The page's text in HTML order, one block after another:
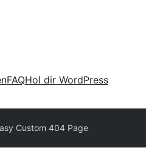
FAQHol dir WordPress
Custom 404 Page